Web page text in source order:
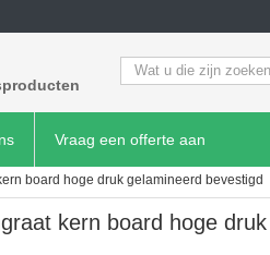
Vraag een offerte aan
board hoge druk gelamineerd bevestigd
kern board hoge druk